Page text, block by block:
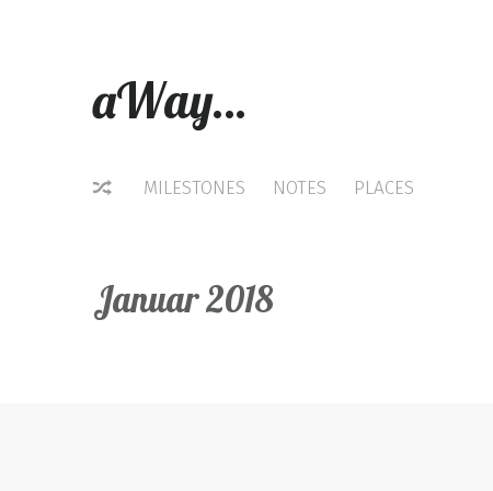
aWay…
MILESTONES NOTES PLACES
Januar 2018